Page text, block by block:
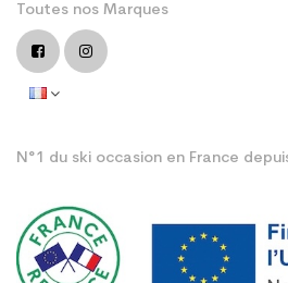
Toutes nos Marques
N°1 du ski occasion en France